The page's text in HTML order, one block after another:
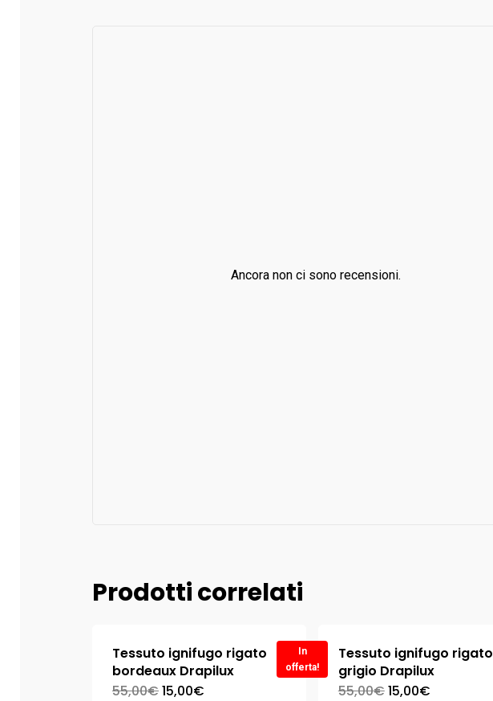
Ancora non ci sono recensioni.
Prodotti correlati
In
offerta!
Tessuto ignifugo rigato
bordeaux Drapilux
55,00€15,00€
Tessuto ignifugo rigato
grigio Drapilux
55,00€15,00€